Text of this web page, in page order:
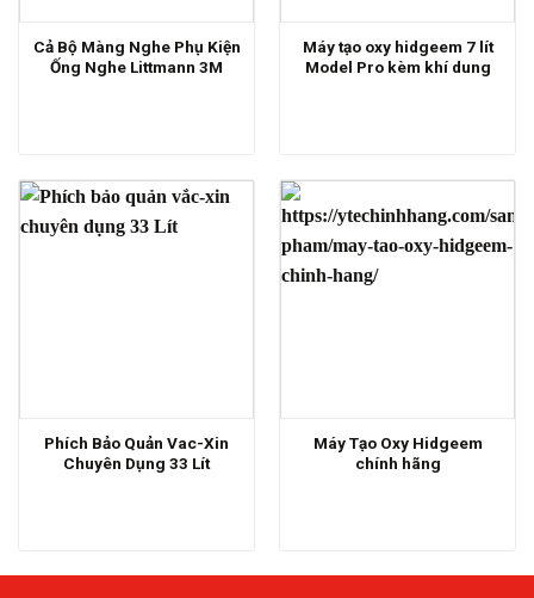
Cả Bộ Màng Nghe Phụ Kiện
Ống Nghe Littmann 3M
Máy tạo oxy hidgeem 7 lít
Model Pro kèm khí dung
Phích Bảo Quản Vac-Xin
Chuyên Dụng 33 Lít
Máy Tạo Oxy Hidgeem
chính hãng